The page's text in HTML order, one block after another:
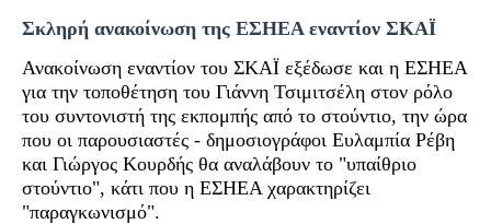
Σκληρή ανακοίνωση της ΕΣΗΕΑ εναντίον ΣΚΑΪ
Ανακοίνωση εναντίον του ΣΚΑΪ εξέδωσε και η ΕΣΗΕΑ
για την τοποθέτηση του Γιάννη Τσιμιτσέλη στον ρόλο
του συντονιστή της εκπομπής από το στούντιο, την ώρα
που οι παρουσιαστές - δημοσιογράφοι Ευλαμπία Ρέβη
και Γιώργος Κουρδής θα αναλάβουν το "υπαίθριο
στούντιο", κάτι που η ΕΣΗΕΑ χαρακτηρίζει
"παραγκωνισμό".